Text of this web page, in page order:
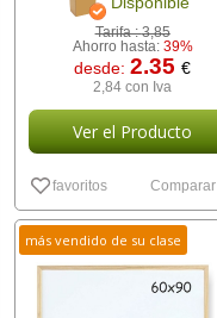
Tarifa :3,85
Ahorro hasta: 39%
desde:2.35€
2,84 con Iva
Ver el Producto
favoritos Comparar
más vendido de su clase